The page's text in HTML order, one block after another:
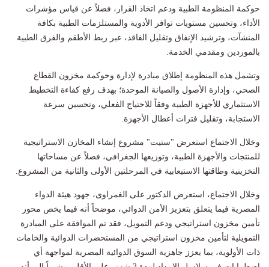
حوكمة المنظومة الطبية ودعم اتخاذ القرار، فضلاً عن قياس مؤشرات
الأداء، وتحسين مستويات توافر الأدوية والمستلزمات الطبية بكافة
المنشآت، وترشيد الإنفاق وتقليل الفاقد، عبر ربط الأطقم والفرق الطبية
بالموردين ومقدمي الخدمة.
وتشمل هذه المنظومة إطلاق مبادرة لإدارة وحوكمة مخزون القطاع
الصحي، وإدارة الأصول والصيانة الموحدة؛ بهدف رفع كفاءة التخطيط
الاستثماري للأجهزة الطبية وفقاً للاحتياج الفعلي، وتحسين سرعة
الاستجابة، وتقليل فترات أعطال الأجهزة.
وخلال الاجتماع استعرض "ستيت" مشروع إنشاء المخازن الاستراتيجية
للمنتجات والأجهزة الطبية، وتوزيعها الجغرافي، فضلاً عن مساحاتها
التخزينية وطاقتها الاستيعابية في المرحلتين الأولى والثانية من المشروع.
وخلال الاجتماع، استعرض الدكتور على الغمراوى، جهود هيئة الدواء
المصرية فيما يتعلق بتعزيز الأمن الدوائي، موضحاً أنه فيما يخص محور
تأمين مخزون استراتيجي ودعم التمويل، فقد تم الموافقة على المبادرة
التمويلية لتأمين مخزون استراتيجي من المستحضرات الدوائية والخامات
ذات الأولوية، بما يعزز جاهزية السوق الدوائية المصرية لمواجهة أي